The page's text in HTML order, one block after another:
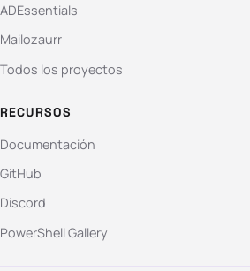
ADEssentials
Mailozaurr
Todos los proyectos
RECURSOS
Documentación
GitHub
Discord
PowerShell Gallery